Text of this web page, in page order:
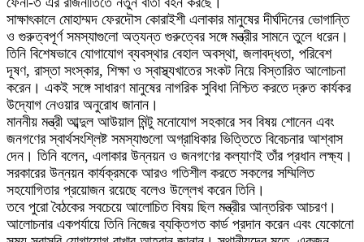
সাক্ষাৎকালে মোহাম্মদ ফেরদৌস কোরাইশী এলাকার মানুষের দীর্ঘদিনের ভোগান্তি
ও গুরুত্বপূর্ণ সমস্যাগুলো অত্যন্ত গুরুত্বের সঙ্গে মন্ত্রীর সামনে তুলে ধরেন।
তিনি বিশেষভাবে যোগাযোগ ব্যবস্থার বেহাল অবস্থা, জলাবদ্ধতা, পরিবেশ
দূষণ, রাস্তা সংস্কার, শিক্ষা ও স্বাস্থ্যখাতের সংকট নিয়ে বিস্তারিত আলোচনা
করেন। একই সঙ্গে সাধারণ মানুষের নাগরিক সুবিধা নিশ্চিত করতে দ্রুত কার্যকর
উদ্যোগ নেওয়ার অনুরোধ জানান।
মাননীয় মন্ত্রী আব্দুল আউয়াল মিন্টু মনোযোগ সহকারে সব বিষয় শোনেন এবং
জনগণের স্বার্থসংশ্লিষ্ট সমস্যাগুলো অগ্রাধিকার ভিত্তিতে বিবেচনার আশ্বাস
দেন। তিনি বলেন, এলাকার উন্নয়ন ও জনগণের কল্যাণই তাঁর প্রধান লক্ষ্য।
সরকারের উন্নয়ন কার্যক্রমকে আরও গতিশীল করতে সকলের সম্মিলিত
সহযোগিতার প্রয়োজন রয়েছে বলেও উল্লেখ করেন তিনি।
তবে পুরো বৈঠকের সবচেয়ে আলোচিত বিষয় ছিল মন্ত্রীর আন্তরিক আচরণ।
আলোচনার একপর্যায়ে তিনি নিজের ব্যক্তিগত কার্ড প্রদান করেন এবং যেকোনো